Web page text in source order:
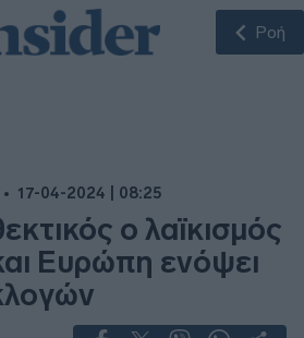
Ροή
17-04-2024 | 08:25
ο λαϊκισμός
Ευρώπη ενόψει